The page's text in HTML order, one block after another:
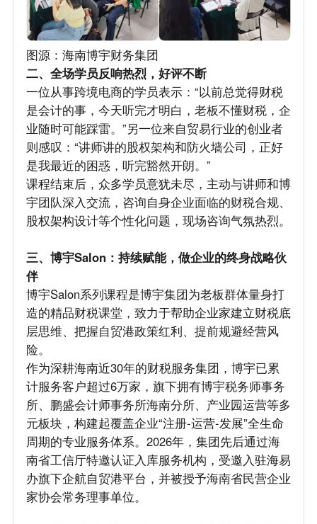
图源：海南博宇财务集团
二、全场学员反响热烈，好评不断
一位从事跨境电商的学员表示：“以前总觉得财税
是会计的事，今天听完才明白，老板不懂财税，企
业随时可能踩雷。”另一位来自贸易行业的创业者
则感叹：“讲师讲的股权架构和防火墙公司，正好
是我最近的困惑，听完豁然开朗。”
课程结束后，众多学员意犹未尽，主动与讲师和博
宇团队深入交流，咨询自身企业面临的财税合规、
股权架构设计等个性化问题，现场咨询气氛热烈。
三、博宇Salon：持续赋能，做企业的终身战略伙
伴
博宇Salon系列课程是博宇集团为老板群体量身打
造的精品财税课堂，致力于帮助企业家建立财税底
层思维、把握自贸港政策红利、提前规避经营风
险。
作为深耕海南近30年的财税服务集团，博宇已累
计服务客户超过6万家，旗下拥有博宇税务师事务
所、鹏盛会计师事务所海南分所、产业园运营等多
元板块，构建起覆盖企业“注册-运营-发展”全生命
周期的专业服务体系。2026年，集团先后通过海
南省工信厅特邀认证入库服务机构，受邀入驻海易
办旗下企航自贸港平台，并被授予海南省民营企业
家协会常务理事单位。